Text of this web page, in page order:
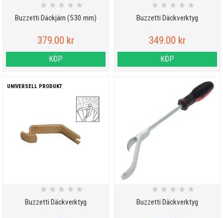
Buzzetti Däckjärn (530 mm)
★ ★ ★ ★ ★
379.00 kr
KÖP
Buzzetti Däckverktyg
★ ★ ★ ★ ★
349.00 kr
KÖP
UNIVERSELL PRODUKT
Buzzetti Däckverktyg
★ ★ ★ ★ ★
Buzzetti Däckverktyg
★ ★ ★ ★ ★